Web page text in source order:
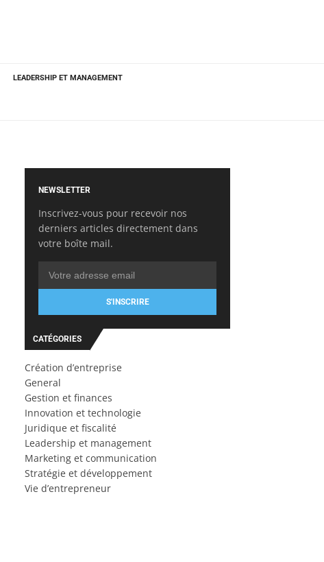
LEADERSHIP ET MANAGEMENT
NEWSLETTER
Inscrivez-vous pour recevoir nos
derniers articles directement dans
votre boîte mail.
S'INSCRIRE
CATÉGORIES
Création d’entreprise
General
Gestion et finances
Innovation et technologie
Juridique et fiscalité
Leadership et management
Marketing et communication
Stratégie et développement
Vie d’entrepreneur